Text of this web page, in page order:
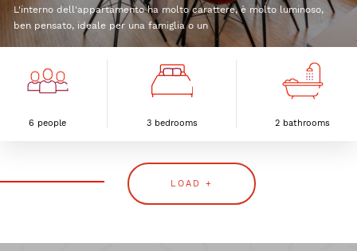
L'interno dell'appartamento ha molto carattere, è molto luminoso,
ben pensato, ideale per una famiglia o un
6 people 3 bedrooms 2 bathrooms
LOAD +